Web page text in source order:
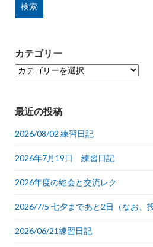
カテゴリー
カ
リ
ー
最近の投稿
2026/08/02 練習日記
2026年7月19日 練習日記
2026年度の総会と交流レク
2026/7/5 七夕まであと2日（なお、
2026/06/21練習日記